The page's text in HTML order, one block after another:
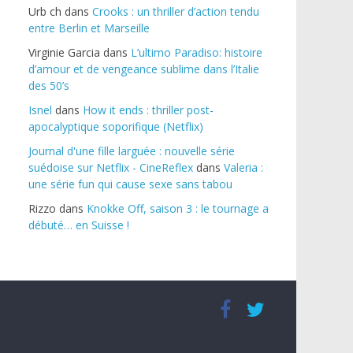
Urb ch dans Crooks : un thriller d’action tendu
entre Berlin et Marseille
Virginie Garcia dans L’ultimo Paradiso: histoire
d’amour et de vengeance sublime dans l’Italie
des 50’s
Isnel dans How it ends : thriller post-
apocalyptique soporifique (Netflix)
Journal d'une fille larguée : nouvelle série
suédoise sur Netflix - CineReflex dans Valeria :
une série fun qui cause sexe sans tabou
Rizzo dans Knokke Off, saison 3 : le tournage a
débuté… en Suisse !